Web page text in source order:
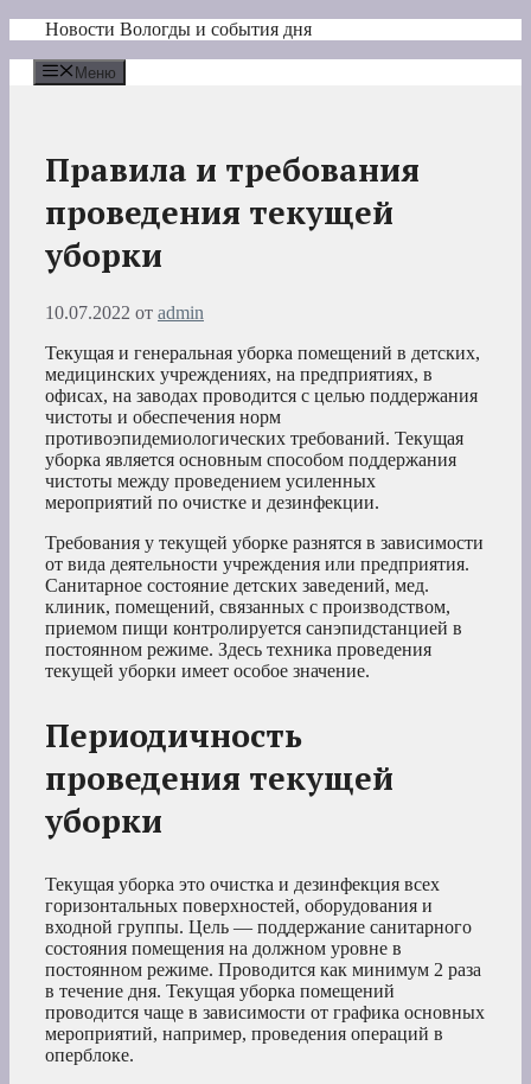
Перейти
содержимому
Новости Вологды и события дня
Меню
Правила и требования
проведения текущей
уборки
10.07.2022 от admin
Текущая и генеральная уборка помещений в детских,
медицинских учреждениях, на предприятиях, в
офисах, на заводах проводится с целью поддержания
чистоты и обеспечения норм
противоэпидемиологических требований. Текущая
уборка является основным способом поддержания
чистоты между проведением усиленных
мероприятий по очистке и дезинфекции.
Требования у текущей уборке разнятся в зависимости
от вида деятельности учреждения или предприятия.
Санитарное состояние детских заведений, мед.
клиник, помещений, связанных с производством,
приемом пищи контролируется санэпидстанцией в
постоянном режиме. Здесь техника проведения
текущей уборки имеет особое значение.
Периодичность
проведения текущей
уборки
Текущая уборка это очистка и дезинфекция всех
горизонтальных поверхностей, оборудования и
входной группы. Цель — поддержание санитарного
состояния помещения на должном уровне в
постоянном режиме. Проводится как минимум 2 раза
в течение дня. Текущая уборка помещений
проводится чаще в зависимости от графика основных
мероприятий, например, проведения операций в
оперблоке.